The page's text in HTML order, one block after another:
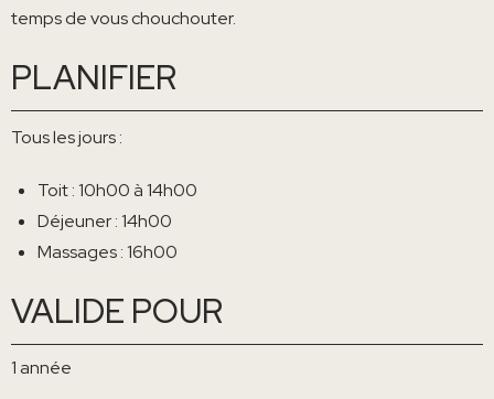
temps de vous chouchouter.
PLANIFIER
Tous les jours :
Toit : 10h00 à 14h00
Déjeuner : 14h00
Massages : 16h00
VALIDE POUR
1 année